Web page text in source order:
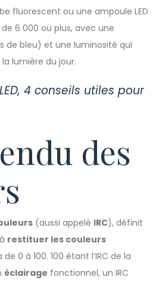
fluorescent ou une ampoule LED
6 000 ou plus, avec une
de bleu) et une luminosité qui
lumière du jour.
4 conseils utiles pour
des
(aussi appelé IRC), définit
restituer les couleurs
0 à 100. 100 étant l’IRC de la
éclairage fonctionnel, un IRC